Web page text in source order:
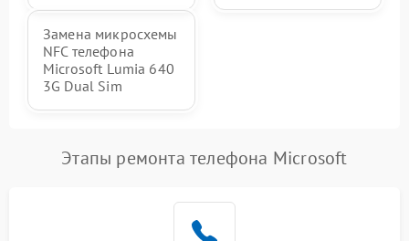
Замена микросхемы
NFC телефона
Microsoft Lumia 640
3G Dual Sim
Этапы ремонта телефона Microsoft